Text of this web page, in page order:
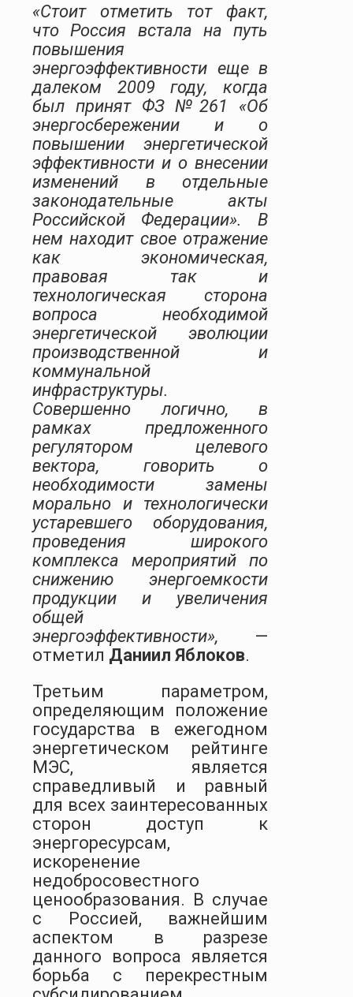
«Стоит отметить тот факт,
что Россия встала на путь
повышения
энергоэффективности еще в
далеком 2009 году, когда
был принят ФЗ №261 «Об
энергосбережении и о
повышении энергетической
эффективности и о внесении
изменений в отдельные
законодательные акты
Российской Федерации». В
нем находит свое отражение
как экономическая,
правовая так и
технологическая сторона
вопроса необходимой
энергетической эволюции
производственной и
коммунальной
инфраструктуры.
Совершенно логично, в
рамках предложенного
регулятором целевого
вектора, говорить о
необходимости замены
морально и технологически
устаревшего оборудования,
проведения широкого
комплекса мероприятий по
снижению энергоемкости
продукции и увеличения
общей
энергоэффективности», —
отметил Даниил Яблоков.
Третьим параметром,
определяющим положение
государства в ежегодном
энергетическом рейтинге
МЭС, является
справедливый и равный
для всех заинтересованных
сторон доступ к
энергоресурсам,
искоренение
недобросовестного
ценообразования. В случае
с Россией, важнейшим
аспектом в разрезе
данного вопроса является
борьба с перекрестным